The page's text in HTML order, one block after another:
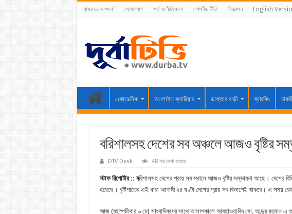
আমাদের সম্পর্কে যোগাযোগ শর্ত ও নীতিমালা গোপনীয় নীতি বিজ্ঞাপন English
একাডেমিক অনলাইন ক্যারিয়ার ডাক্তার বাড়ী ব্যাংকিং
বরিশালসহ দেশের সব অঞ্চলে আজও বৃষ্টির
DTV Desk 48 বার দেখা হয়েছে
স্টাফ রিপোর্টার :: বরিশালসহ দেশের প্রায় সব স্থানে আজও বৃষ্টির সম্ভাবনা আছে। দেশের
হয়েছে। বৃষ্টিপাতের এই ধারা আগামী ২৪ ঘণ্টা দেশের প্রায় সব বিভাগেই থাকবে। এ সময়
আজ (বৃহস্পতিবার ৬ মে) সাংবাদিকদের সাথে আলাপকালে আবহাওয়াবিদ মো. আব্দুর রহমান এ